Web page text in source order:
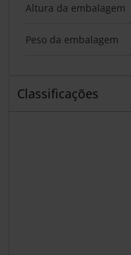
Altura da embalagem
Peso da embalagem
Classificações